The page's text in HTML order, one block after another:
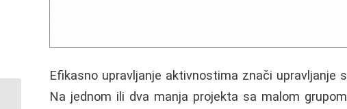
Efikasno upravljanje aktivnostima znači
Na jednom ili dva manja projekta sa malom
Besplatan softver za